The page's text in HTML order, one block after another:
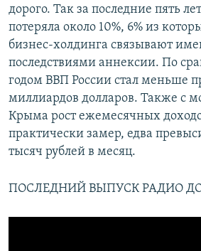
дорого. Так за последние пять
потеряла около 10%, 6% из
бизнес-холдинга связывают
последствиями аннексии. По
годом ВВП России стал меньше
миллиардов долларов. Также с
Крыма рост ежемесячных
практически замер, едва
тысяч рублей в месяц.
ПОСЛЕДНИЙ ВЫПУСК РАДИО